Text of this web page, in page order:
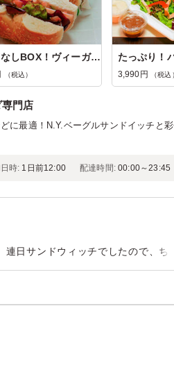
おもてなしBOX！ヴィーガン様向け！ミッ...
（税込） 3,990円 （税込
門店
に最適！N.Y.ベーグルサンドイッチと彩
時: 1日前12:00 配達時間: 00:00～23:45
日サンドウィッチでしたので、ち
す。
潔で食べやすく、ゲストたちにも大